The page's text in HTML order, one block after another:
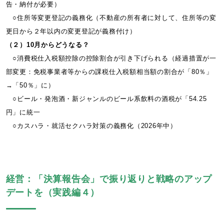
告・納付が必要）
○住所等変更登記の義務化（不動産の所有者に対して、住所等の変
更日から２年以内の変更登記が義務付け）
（２）10月からどうなる？
○消費税仕入税額控除の控除割合が引き下げられる（経過措置が一
部変更：免税事業者等からの課税仕入税額相当額の割合が「80％」
→「50％」に）
○ビール・発泡酒・新ジャンルのビール系飲料の酒税が「54.25
円」に統一
○カスハラ・就活セクハラ対策の義務化（2026年中）
経営：「決算報告会」で振り返りと戦略のアップ
デートを（実践編４）